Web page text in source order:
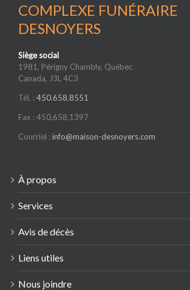
COMPLEXE FUNÉRAIRE
DESNOYERS
Siège social
1981, Périgny Chambly, Québec
Canada, J3L 4C3
Tél. :450.658.8551
Fax : 450.658.1397
Courriel :info@maison-desnoyers.com
À propos
Services
Avis de décès
Liens utiles
Nous joindre